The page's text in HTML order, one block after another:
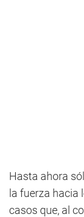
Hasta ahora
la fuerza
casos que, al